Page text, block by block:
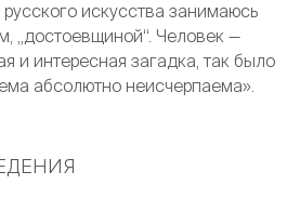
русского искусства занимаюсь
„достоевщиной“. Человек —
и интересная загадка, так было
абсолютно неисчерпаема».